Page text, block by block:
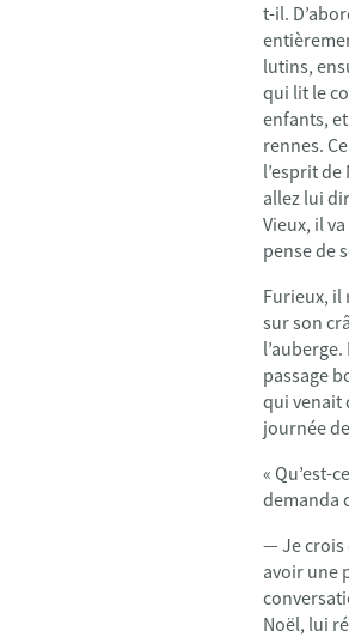
t-il.
lutins,
qui lit le
enfants,
rennes.
l’esprit de
allez lui
Vieux, il
pense de
Furieux, il
sur son
passage
qui venait
journée
« Qu’est-
demanda
— Je crois
avoir une
Noël, lui